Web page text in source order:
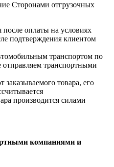
Сторонами отгрузочных
после оплаты на условиях
подтверждения клиентом
транспортом по
транспортными
заказываемого товара, его
производится силами
компаниями и